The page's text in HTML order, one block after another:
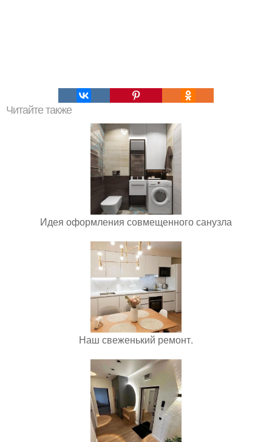
Читайте также
Идея оформления совмещенного санузла
Наш свеженький ремонт.